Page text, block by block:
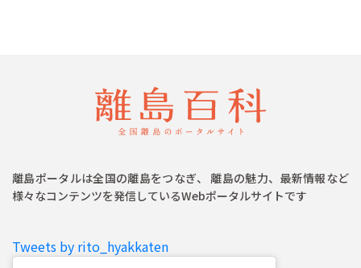
離島ポータルは全国の離島をつなぎ、 離島の魅力、最新情報など
様々なコンテンツを発信しているWebポータルサイトです
Tweets by rito_hyakkaten